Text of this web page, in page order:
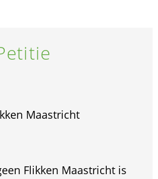
Maastricht
Flikken Maastricht is